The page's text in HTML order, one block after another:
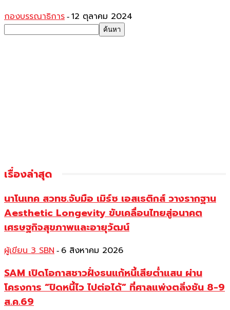
กองบรรณาธิการ - 12 ตุลาคม 2024
เรื่องล่าสุด
นาโนเทค สวทช.จับมือ เมิร์ซ เอสเธติกส์ วางรากฐาน
Aesthetic Longevity ขับเคลื่อนไทยสู่อนาคต
เศรษฐกิจสุขภาพและอายุวัฒน์
ผู้เขียน 3 SBN - 6 สิงหาคม 2026
SAM เปิดโอกาสชาวฝั่งธนแก้หนี้เสียต่ำแสน ผ่าน
โครงการ “ปิดหนี้ไว ไปต่อได้” ที่ศาลแพ่งตลิ่งชัน 8-9
ส.ค.69